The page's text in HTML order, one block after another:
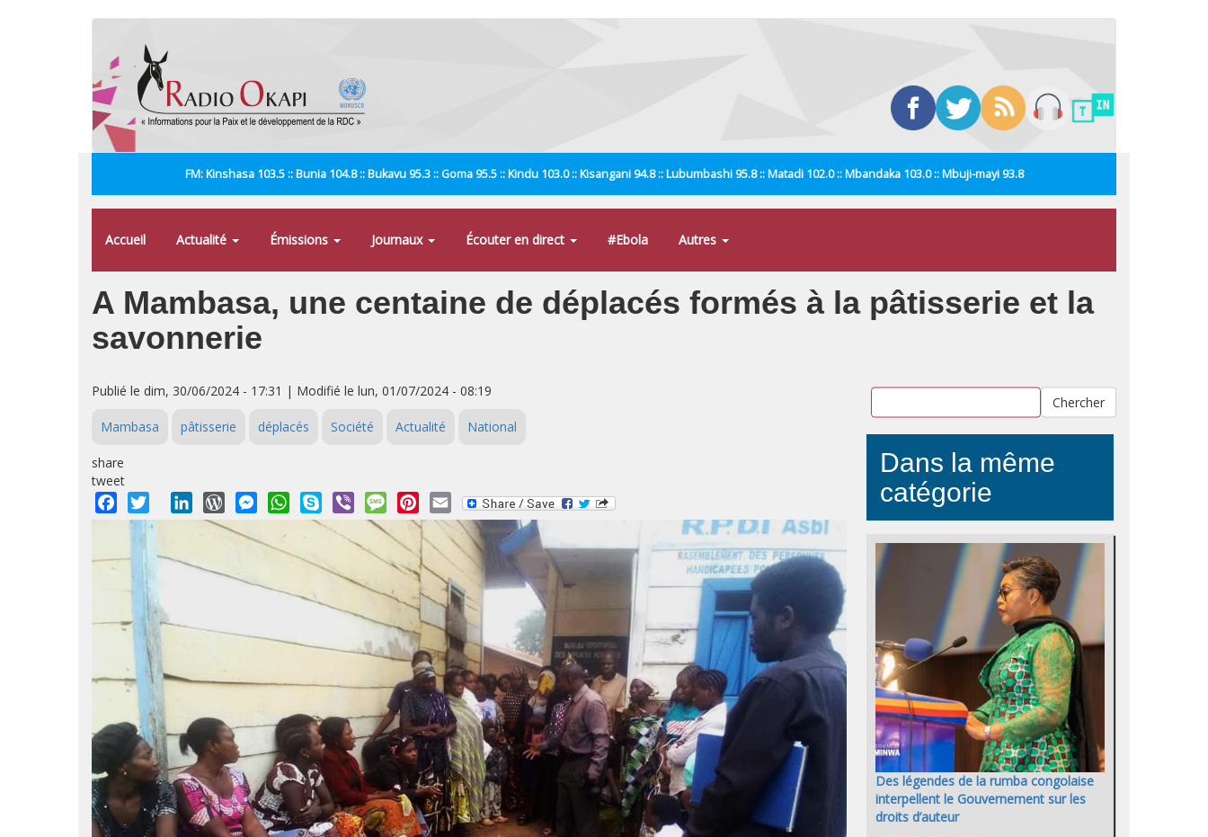
FM: Kinshasa 103.5 :: Bunia 104.8 :: Bukavu 95.3 :: Goma 95.5 :: Kindu 103.0 :: Kisangani 94.8 :: Lubumbashi 95.8 :: Matadi 102.0 :: Mbandaka 103.0 :: Mbuji-mayi 93.8
Accueil Actualité Émissions Journaux Écouter en direct #Ebola Autres
A Mambasa, une centaine de déplacés formés à la pâtisserie et la
savonnerie
Publié le dim, 30/06/2024 - 17:31 | Modifié le lun, 01/07/2024 - 08:19
Mambasa pâtisserie déplacés Société Actualité National
share
tweet
Facebook
Twitter LinkedInWordPressMessengerWhatsApp
Skype Viber MessagePinterest
Email
Chercher
Dans la même
catégorie
Des légendes de la rumba congolaise
interpellent le Gouvernement sur les
droits d’auteur